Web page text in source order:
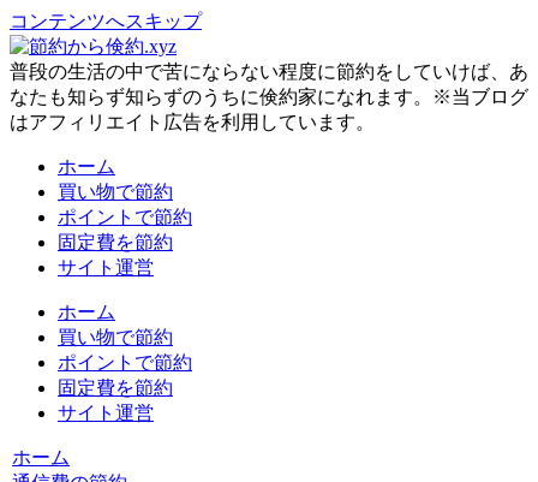
コンテンツへスキップ
普段の生活の中で苦にならない程度に節約をしていけば、あ
なたも知らず知らずのうちに倹約家になれます。※当ブログ
はアフィリエイト広告を利用しています。
ホーム
買い物で節約
ポイントで節約
固定費を節約
サイト運営
ホーム
買い物で節約
ポイントで節約
固定費を節約
サイト運営
ホーム